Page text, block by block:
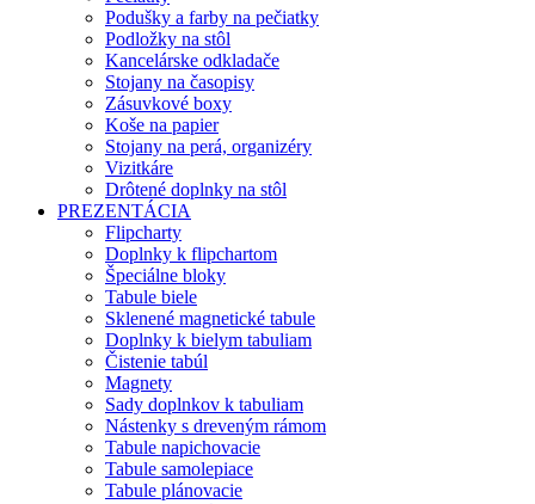
Podušky a farby na pečiatky
Podložky na stôl
Kancelárske odkladače
Stojany na časopisy
Zásuvkové boxy
Koše na papier
Stojany na perá, organizéry
Vizitkáre
Drôtené doplnky na stôl
PREZENTÁCIA
Flipcharty
Doplnky k flipchartom
Špeciálne bloky
Tabule biele
Sklenené magnetické tabule
Doplnky k bielym tabuliam
Čistenie tabúl
Magnety
Sady doplnkov k tabuliam
Nástenky s dreveným rámom
Tabule napichovacie
Tabule samolepiace
Tabule plánovacie